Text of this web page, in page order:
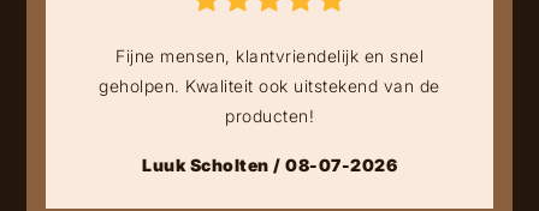
Fijne mensen, klantvriendelijk en snel
geholpen. Kwaliteit ook uitstekend van de
producten!
Luuk Scholten / 08-07-2026